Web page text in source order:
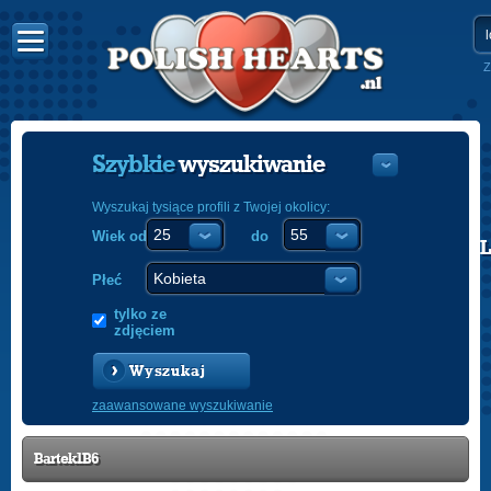
POLISH
Szybkiewyszukiwanie
Wyszukaj tysiące profili z Twojej okolicy:
Wiek od do
Płeć
tylko ze
zdjęciem
Wyszukaj
zaawansowane wyszukiwanie
Bartek1B6